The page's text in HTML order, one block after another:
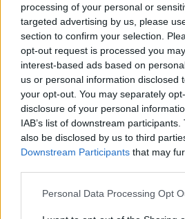
processing of your personal or
targeted advertising by us, please
section to confirm your selection.
opt-out request is processed you
interest-based ads based on
us or personal information disclosed
your opt-out. You may separately
disclosure of your personal
IAB’s list of downstream
also be disclosed by us to third
Downstream Participants that may
Personal Data Processing Opt
LINIJA „TU ESI“
Pagalba galvojantiems apie
savižudybę arba ieškantiems
pagalbos artimajam
Svetainėje pateikiama
informacija yra trumpa,
atsižvelgiant į konkrečius
kiekvienos tikslinės grupės
poreikius
MAMOS LINIJA
Mamoms, kurios ieško